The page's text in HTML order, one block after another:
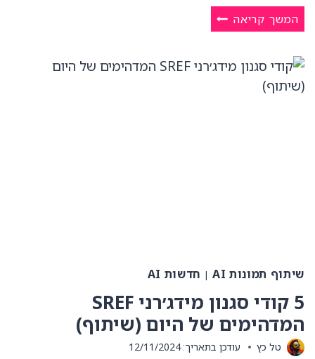
המשך קריאה10
סגנונות
SREF
שיתוף תמונות AI | חדשות AI
5 קודי סגנון מידג׳רני SREF
המדהימים של היום (שיתוף)
טל כץ עודכן בתאריך: 12/11/2024